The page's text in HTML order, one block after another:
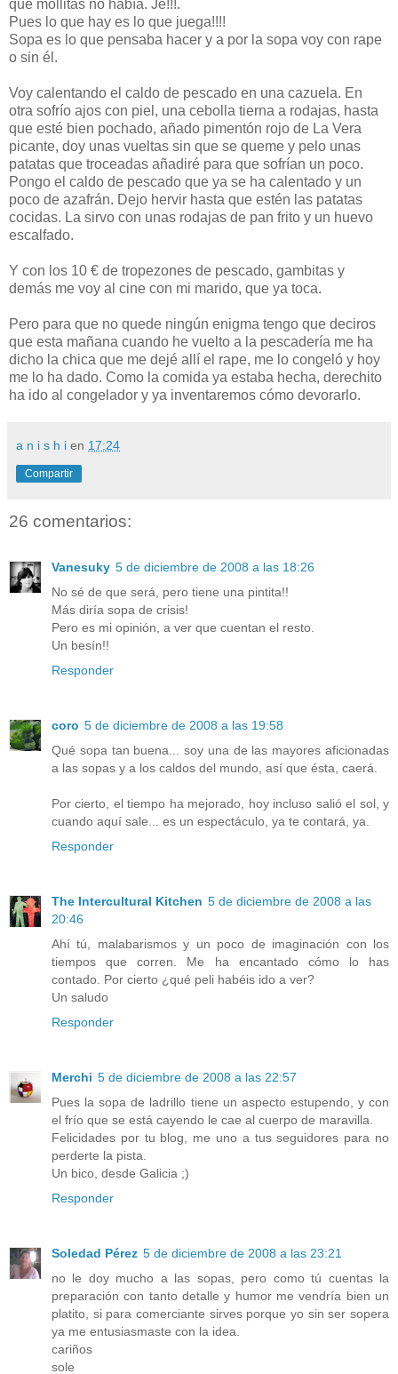
que mollitas no había. Je!!!.
Pues lo que hay es lo que juega!!!!
Sopa es lo que pensaba hacer y a por la sopa voy con rape
o sin él.
Voy calentando el caldo de pescado en una cazuela. En
otra sofrío ajos con piel, una cebolla tierna a rodajas, hasta
que esté bien pochado, añado pimentón rojo de La Vera
picante, doy unas vueltas sin que se queme y pelo unas
patatas que troceadas añadiré para que sofrían un poco.
Pongo el caldo de pescado que ya se ha calentado y un
poco de azafrán. Dejo hervir hasta que estén las patatas
cocidas. La sirvo con unas rodajas de pan frito y un huevo
escalfado.
Y con los 10 € de tropezones de pescado, gambitas y
demás me voy al cine con mi marido, que ya toca.
Pero para que no quede ningún enigma tengo que deciros
que esta mañana cuando he vuelto a la pescadería me ha
dicho la chica que me dejé allí el rape, me lo congeló y hoy
me lo ha dado. Como la comida ya estaba hecha, derechito
ha ido al congelador y ya inventaremos cómo devorarlo.
a n i s h i en 17:24
Compartir
26 comentarios:
Vanesuky 5 de diciembre de 2008 a las 18:26
No sé de que será, pero tiene una pintita!!
Más diría sopa de crisis!
Pero es mi opinión, a ver que cuentan el resto.
Un besín!!
Responder
coro 5 de diciembre de 2008 a las 19:58
Qué sopa tan buena... soy una de las mayores aficionadas
a las sopas y a los caldos del mundo, así que ésta, caerá.
Por cierto, el tiempo ha mejorado, hoy incluso salió el sol, y
cuando aquí sale... es un espectáculo, ya te contará, ya.
Responder
The Intercultural Kitchen 5 de diciembre de 2008 a las
20:46
Ahí tú, malabarismos y un poco de imaginación con los
tiempos que corren. Me ha encantado cómo lo has
contado. Por cierto ¿qué peli habéis ido a ver?
Un saludo
Responder
Merchi 5 de diciembre de 2008 a las 22:57
Pues la sopa de ladrillo tiene un aspecto estupendo, y con
el frío que se está cayendo le cae al cuerpo de maravilla.
Felicidades por tu blog, me uno a tus seguidores para no
perderte la pista.
Un bico, desde Galicia ;)
Responder
Soledad Pérez 5 de diciembre de 2008 a las 23:21
no le doy mucho a las sopas, pero como tú cuentas la
preparación con tanto detalle y humor me vendría bien un
platito, si para comerciante sirves porque yo sin ser sopera
ya me entusiasmaste con la idea.
cariños
sole